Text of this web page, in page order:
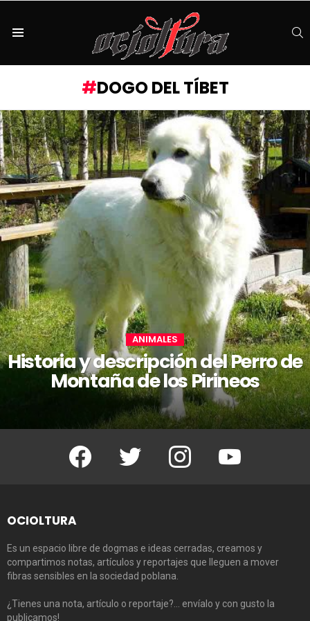
DOGO DEL TÍBET
ANIMALES
Historia y descripción del Perro de
Montaña de los Pirineos
Facebook Twitter Instagram Youtube
OCIOLTURA
Es un espacio libre de dogmas e ideas cerradas, creamos y
compartimos notas, artículos y reportajes que lleguen a mover
fibras sensibles en la sociedad poblana.
¿Tienes una nota, artículo o reportaje?… envíalo y con gusto la
publicamos!